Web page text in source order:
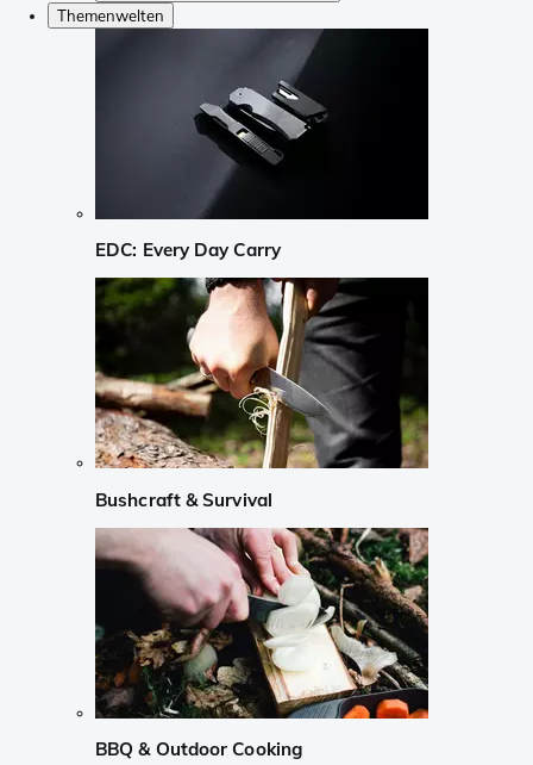
Themenwelten
EDC: Every Day Carry
Bushcraft & Survival
BBQ & Outdoor Cooking